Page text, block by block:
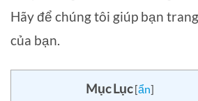
Hãy để chúng tôi giúp bạn
của bạn.
Mục Lục [ẩn]